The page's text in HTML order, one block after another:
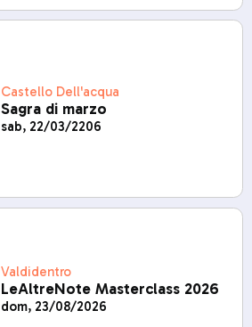
Castello Dell'acqua
Sagra di marzo
sab, 22/03/2206
Valdidentro
LeAltreNote Masterclass 2026
dom, 23/08/2026